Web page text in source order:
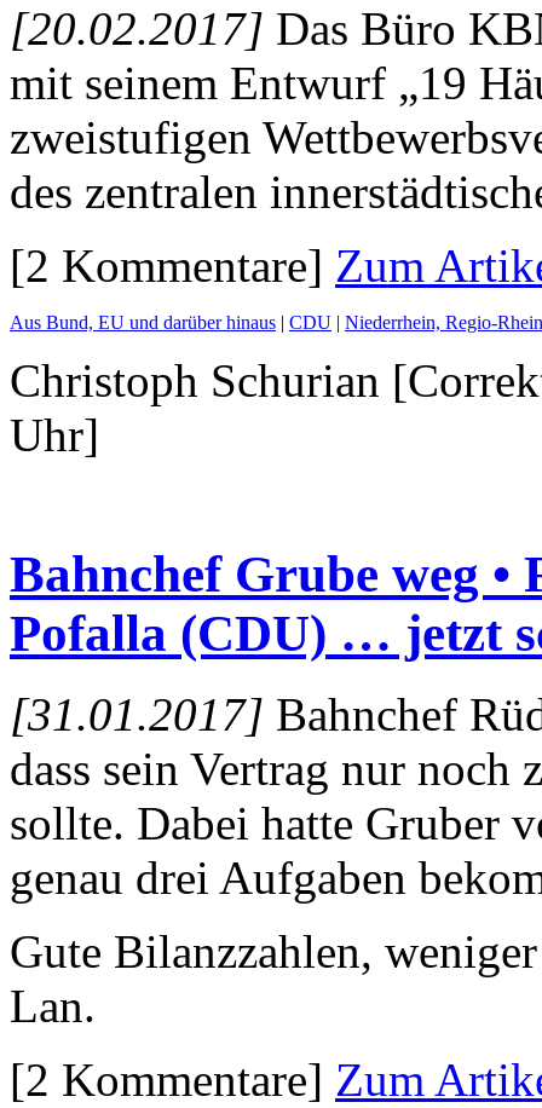
[20.02.2017] Das Büro
mit seinem Entwurf „19
zweistufigen
des zentralen
[2 Kommentare] Zum
Aus Bund, EU und darüber hinaus | CDU | Niederrhein, Regio-
Christoph Schurian
Uhr]
Bahnchef Grube weg
Pofalla (CDU) … jetzt
[31.01.2017] Bahnchef
dass sein Vertrag nur noch
sollte. Dabei hatte Gruber
genau drei Aufgaben
Gute Bilanzzahlen,
Lan.
[2 Kommentare] Zum